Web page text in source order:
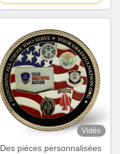
Vidéo
Des pièces personnalisées